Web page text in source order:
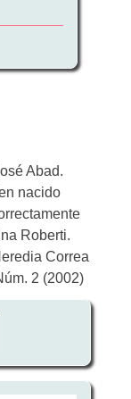
Abad.
nacido
Roberti.
Correa
2 (2002)